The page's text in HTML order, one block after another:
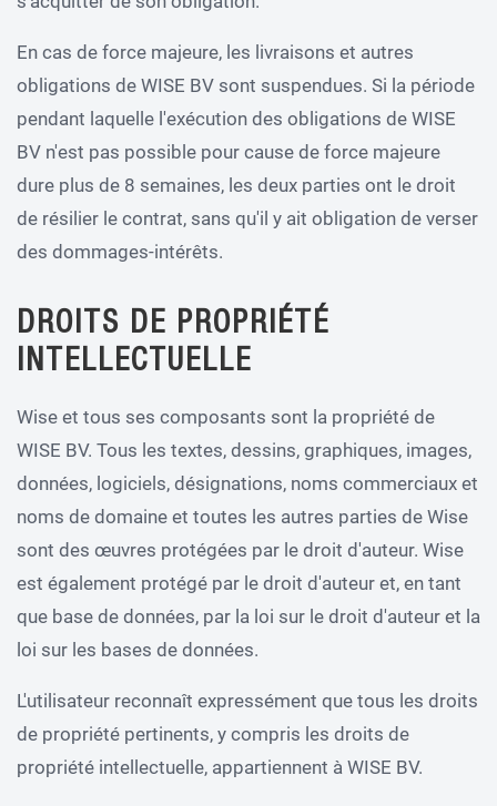
En cas de force majeure, les livraisons et autres
obligations de WISE BV sont suspendues. Si la période
pendant laquelle l'exécution des obligations de WISE
BV n'est pas possible pour cause de force majeure
dure plus de 8 semaines, les deux parties ont le droit
de résilier le contrat, sans qu'il y ait obligation de verser
des dommages-intérêts.
DROITS DE PROPRIÉTÉ
INTELLECTUELLE
Wise et tous ses composants sont la propriété de
WISE BV. Tous les textes, dessins, graphiques, images,
données, logiciels, désignations, noms commerciaux et
noms de domaine et toutes les autres parties de Wise
sont des œuvres protégées par le droit d'auteur. Wise
est également protégé par le droit d'auteur et, en tant
que base de données, par la loi sur le droit d'auteur et la
loi sur les bases de données.
L'utilisateur reconnaît expressément que tous les droits
de propriété pertinents, y compris les droits de
propriété intellectuelle, appartiennent à WISE BV.